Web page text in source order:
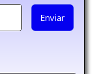
Enviar